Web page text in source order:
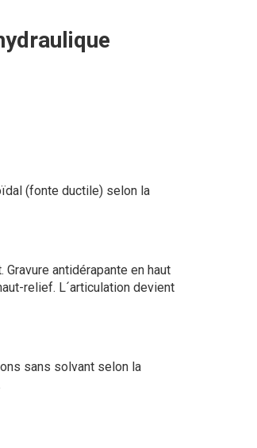
(fonte ductile) selon la
antidérapante en haut
relief. L´articulation devient
sans solvant selon la